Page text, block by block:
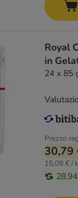
Royal
in
24 x 85
Prezzo
30,79
15,09 € /